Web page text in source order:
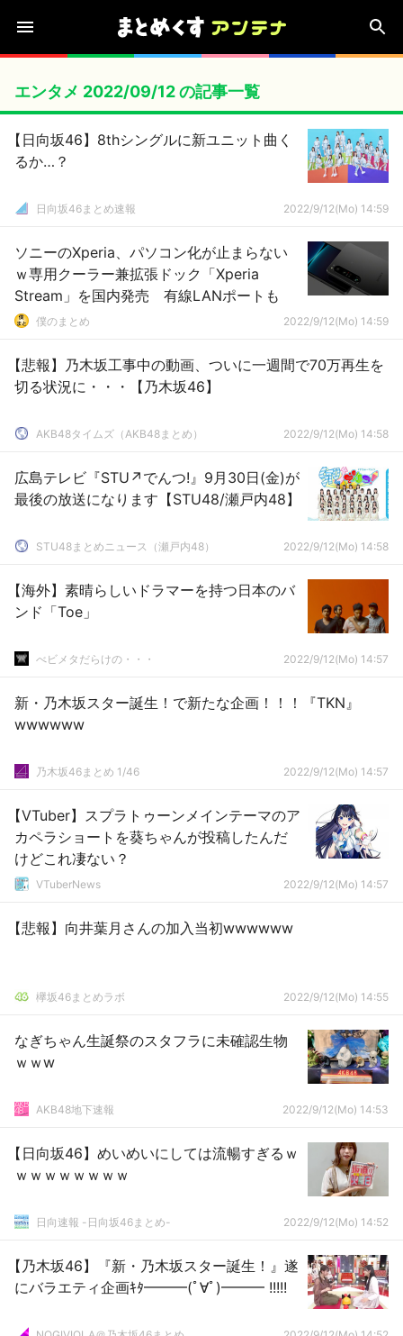
エンタメ 2022/09/12 の記事一覧
【日向坂46】8thシングルに新ユニット曲く
るか…？
日向坂46まとめ速報 2022/9/12(Mo) 14:59
ソニーのXperia、パソコン化が止まらない
ｗ専用クーラー兼拡張ドック「Xperia
Stream」を国内発売 有線LANポートも
僕のまとめ 2022/9/12(Mo) 14:59
【悲報】乃木坂工事中の動画、ついに一週間で70万再生を
切る状況に・・・【乃木坂46】
AKB48タイムズ（AKB48まとめ） 2022/9/12(Mo) 14:58
広島テレビ『STU↗でんつ!』9月30日(金)が
最後の放送になります【STU48/瀬戸内48】
STU48まとめニュース（瀬戸内48） 2022/9/12(Mo) 14:58
【海外】素晴らしいドラマーを持つ日本のバ
ンド「Toe」
べビメタだらけの・・・ 2022/9/12(Mo) 14:57
新・乃木坂スター誕生！で新たな企画！！！『TKN』
wwwwww
乃木坂46まとめ 1/46 2022/9/12(Mo) 14:57
【VTuber】スプラトゥーンメインテーマのア
カペラショートを葵ちゃんが投稿したんだ
けどこれ凄ない？
VTuberNews 2022/9/12(Mo) 14:57
【悲報】向井葉月さんの加入当初wwwwww
欅坂46まとめラボ 2022/9/12(Mo) 14:55
なぎちゃん生誕祭のスタフラに未確認生物
ｗｗw
AKB48地下速報 2022/9/12(Mo) 14:53
【日向坂46】めいめいにしては流暢すぎるｗ
ｗｗｗｗｗｗｗｗ
日向速報 -日向坂46まとめ- 2022/9/12(Mo) 14:52
【乃木坂46】『新・乃木坂スター誕生！』遂
にバラエティ企画ｷﾀ━━━(ﾟ∀ﾟ)━━━ !!!!!